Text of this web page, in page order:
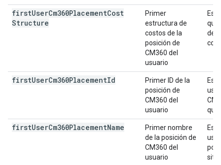
firstUserCm360PlacementCost
Structure
Primer
estructura de
costos de la
posición de
CM360 del
usuario
Es
que
de
firstUserCm360PlacementId
Primer ID de la
posición de
CM360 del
usuario
Es
que
firstUserCm360PlacementName
Primer nombre
de la posición de
CM360 del
usuario
Es
sitio